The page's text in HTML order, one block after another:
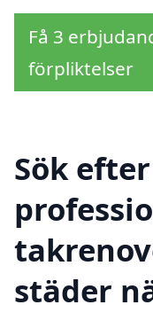
Få 3
förpliktelser
Sök
städer